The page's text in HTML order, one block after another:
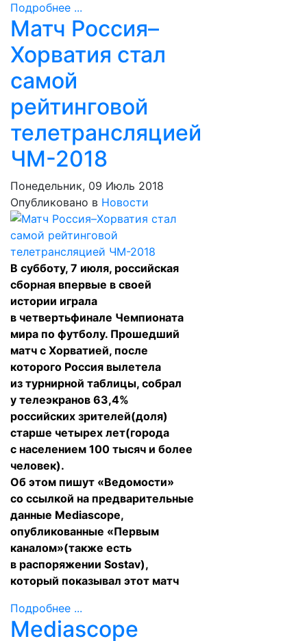
Подробнее ...
Матч Россия–
Хорватия стал
самой
рейтинговой
телетрансляцией
ЧМ-2018
Понедельник, 09 Июль 2018
Опубликовано в Новости
В субботу, 7 июля, российская
сборная впервые в своей
истории играла
в четвертьфинале Чемпионата
мира по футболу. Прошедший
матч с Хорватией, после
которого Россия вылетела
из турнирной таблицы, собрал
у телеэкранов 63,4%
российских зрителей(доля)
старше четырех лет(города
с населением 100 тысяч и более
человек).
Об этом пишут «Ведомости»
со ссылкой на предварительные
данные Mediascope,
опубликованные «Первым
каналом»(также есть
в распоряжении Sostav),
который показывал этот матч
Подробнее ...
Mediascope